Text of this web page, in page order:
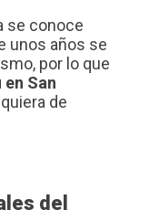
se conoce
unos años se
por lo que
en San
de
del